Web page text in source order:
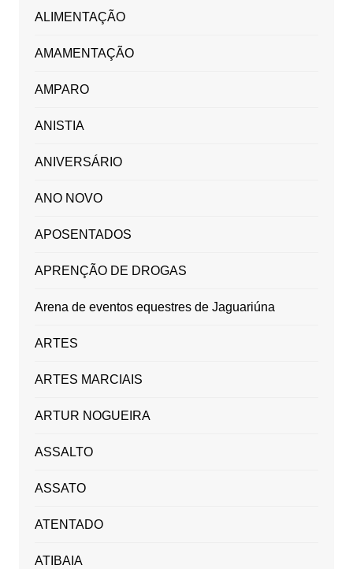
ALIMENTAÇÃO
AMAMENTAÇÃO
AMPARO
ANISTIA
ANIVERSÁRIO
ANO NOVO
APOSENTADOS
APRENÇÃO DE DROGAS
Arena de eventos equestres de Jaguariúna
ARTES
ARTES MARCIAIS
ARTUR NOGUEIRA
ASSALTO
ASSATO
ATENTADO
ATIBAIA